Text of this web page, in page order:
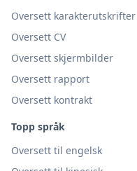
Oversett karakterutskrifter
Oversett CV
Oversett skjermbilder
Oversett rapport
Oversett kontrakt
Topp språk
Oversett til engelsk